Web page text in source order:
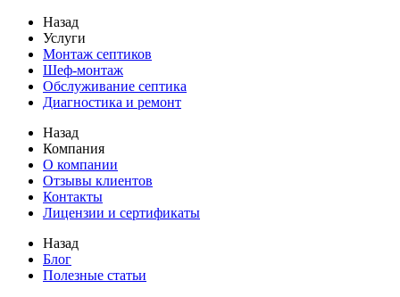
Назад
Услуги
Монтаж септиков
Шеф-монтаж
Обслуживание септика
Диагностика и ремонт
Назад
Компания
О компании
Отзывы клиентов
Контакты
Лицензии и сертификаты
Назад
Блог
Полезные статьи